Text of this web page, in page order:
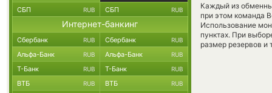
Каждый из
при этом команда
Использование
пунктах. При
размер резервов и
СБП RUB СБП RUB
Интернет-банкинг
Сбербанк RUB Сбербанк RUB
Альфа-Банк RUB Альфа-Банк RUB
Т-Банк RUB Т-Банк RUB
ВТБ RUB ВТБ RUB